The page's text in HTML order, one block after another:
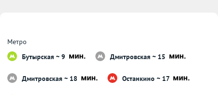
Метро
Бутырская ~ 9
Дмитровская ~ 15
Дмитровская ~ 18 Останкино ~ 17